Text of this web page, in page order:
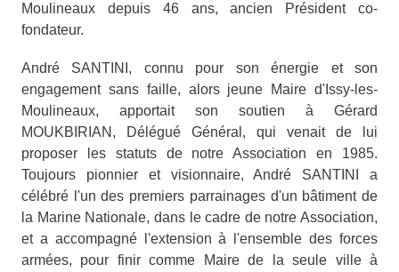
Moulineaux depuis 46 ans, ancien Président co-
fondateur.
André SANTINI, connu pour son énergie et son
engagement sans faille, alors jeune Maire d'Issy-les-
Moulineaux, apportait son soutien à Gérard
MOUKBIRIAN, Délégué Général, qui venait de lui
proposer les statuts de notre Association en 1985.
Toujours pionnier et visionnaire, André SANTINI a
célébré l'un des premiers parrainages d'un bâtiment de
la Marine Nationale, dans le cadre de notre Association,
et a accompagné l'extension à l'ensemble des forces
armées, pour finir comme Maire de la seule ville à